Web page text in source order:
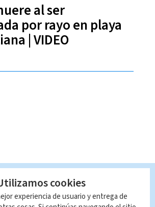
al ser
por rayo en playa
| VIDEO
cookies
experiencia de usuario y entrega de